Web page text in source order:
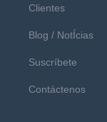
Clientes
Blog / NotÍcias
Suscríbete
Contáctenos